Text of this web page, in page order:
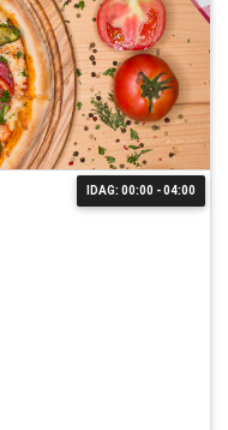
IDAG: 00:00 - 04:00